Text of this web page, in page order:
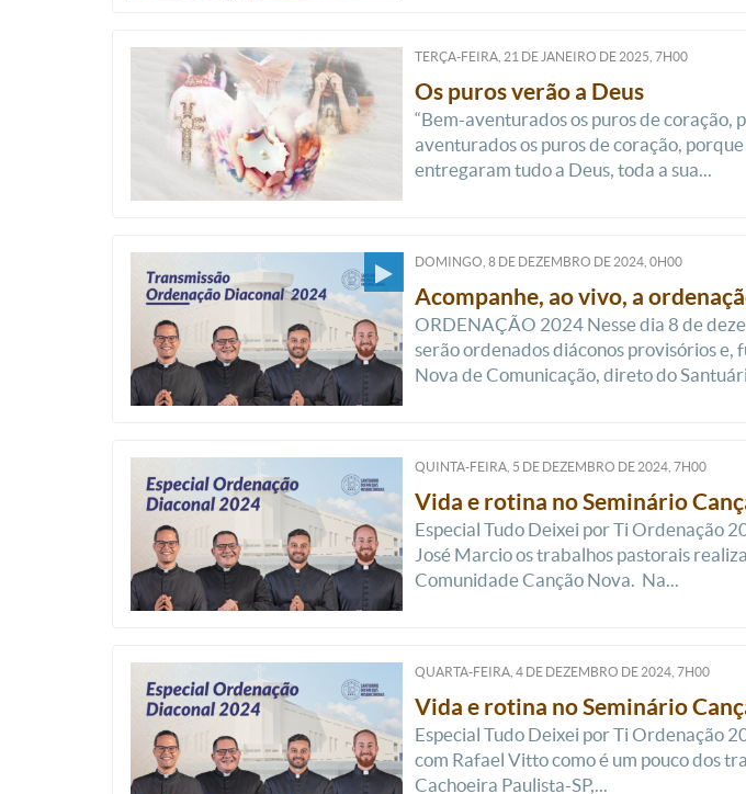
TERÇA-FEIRA, 21 DE JANEIRO DE 2025, 7H00
Os puros verão a Deus
“Bem-aventurados os puros de coração,
aventurados os puros de coração,
entregaram tudo a Deus, toda a sua...
DOMINGO, 8 DE DEZEMBRO DE 2024, 0H00
Acompanhe, ao vivo, a
ORDENAÇÃO 2024 Nesse dia 8 de
serão ordenados diáconos provisórios
Nova de Comunicação, direto do
QUINTA-FEIRA, 5 DE DEZEMBRO DE 2024, 7H00
Vida e rotina no Seminário
Especial Tudo Deixei por Ti Ordenação
José Marcio os trabalhos pastorais
Comunidade Canção Nova. Na...
QUARTA-FEIRA, 4 DE DEZEMBRO DE 2024, 7H00
Vida e rotina no Seminário
Especial Tudo Deixei por Ti Ordenação
com Rafael Vitto como é um pouco dos
Cachoeira Paulista-SP,...